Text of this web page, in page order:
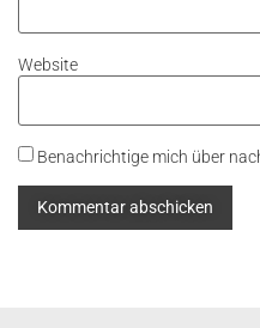
Website
Benachrichtige mich über